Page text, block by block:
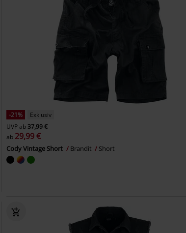
-21%
Exklusiv
UVPab37,99 €
ab 29,99 €
Cody Vintage Short Brandit Short